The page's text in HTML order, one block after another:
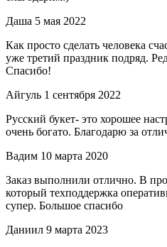
Даша 5 мая 2022
Как просто сделать человека
уже третий праздник подряд.
Спасибо!
Айгуль 1 сентября 2022
Русский букет- это хорошее
очень богато. Благодарю за
Вадим 10 марта 2020
Заказ выполнили отлично. В
который техподдержка
супер. Большое спасибо
Даниил 9 марта 2023